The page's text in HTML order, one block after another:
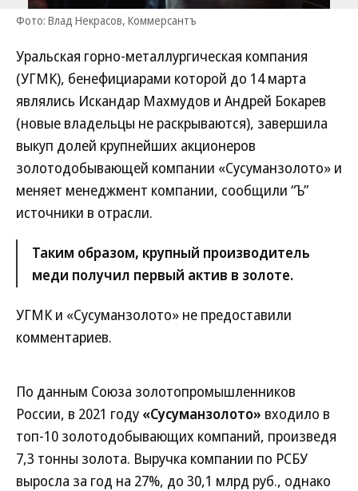
Фото: Влад Некрасов, Коммерсантъ
Уральская горно-металлургическая компания
(УГМК), бенефициарами которой до 14 марта
являлись Искандар Махмудов и Андрей Бокарев
(новые владельцы не раскрываются), завершила
выкуп долей крупнейших акционеров
золотодобывающей компании «Сусуманзолото» и
меняет менеджмент компании, сообщили “Ъ”
источники в отрасли.
Таким образом, крупный производитель
меди получил первый актив в золоте.
УГМК и «Сусуманзолото» не предоставили
комментариев.
По данным Союза золотопромышленников
России, в 2021 году «Сусуманзолото» входило в
топ-10 золотодобывающих компаний, произведя
7,3 тонны золота. Выручка компании по РСБУ
выросла за год на 27%, до 30,1 млрд руб., однако